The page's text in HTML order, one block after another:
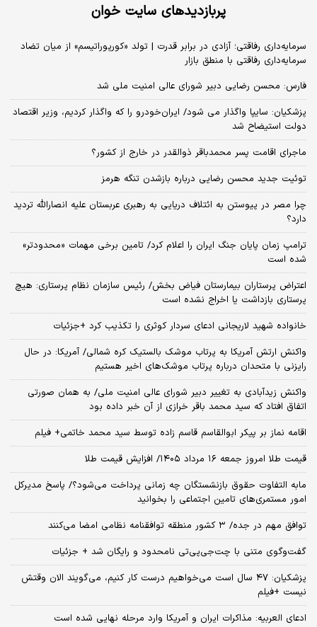
پربازدیدهای سایت خوان
سرمایه‌داری رفاقتی؛ آزادی در برابر قدرت | تولد «کورپوراتیسم» از میان تضاد
سرمایه‌داری رفاقتی با منطق بازار
فارس: محسن رضایی دبیر شورای عالی امنیت ملی شد
پزشکیان: سایپا واگذار می شود/ ایران‌خودرو را که واگذار کردیم، وزیر اقتصاد
دولت استیضاح شد
ماجرای اقامت پسر محمدباقر ذوالقدر در خارج از کشور؟
توئیت جدید محسن رضایی درباره بازشدن تنگه هرمز
چرا مصر در پیوستن به ائتلاف دریایی به رهبری عربستان علیه انصارالله تردید
دارد؟
ترامپ زمان پایان جنگ ایران را اعلام کرد/ تامین برخی مهمات «محدودتر»
شده است
اعتراض پرستاران بیمارستان فیاض بخش/ رئیس سازمان نظام پرستاری: هیچ
پرستاری بازداشت یا اخراج نشده است
خانواده شهید لاریجانی ادعای سردار کوثری را تکذیب کرد +جزئیات
واکنش ارتش آمریکا به پرتاب موشک بالستیک کره شمالی/ آمریکا: در حال
رایزنی با متحدان درباره پرتاب موشک‌های اخیر هستیم
واکنش زیدآبادی به تغییر دبیر شورای عالی امنیت ملی/ به همان صورتی
اتفاق افتاد که سید محمد باقر خرازی از آن خبر داده بود
اقامه نماز بر پیکر ابوالقاسم قاسم زاده توسط سید محمد خاتمی+ فیلم
قیمت طلا امروز جمعه ۱۶ مرداد ۱۴۰۵/ افزایش قیمت طلا
مابه التفاوت حقوق بازنشستگان چه زمانی پرداخت می‌شود؟/ پاسخ مدیرکل
امور مستمری‌های تامین اجتماعی را بخوانید
توافق مهم در جده/ ۳ کشور منطقه توافقنامه نظامی امضا می‌کنند
گفت‌وگوی متنی با چت‌جی‌پی‌تی نامحدود و رایگان شد + جزئیات
پزشکیان: ۴۷ سال است می‌خواهیم درست کار کنیم، می‌گویند الان وقتش
نیست +فیلم
ادعای العربیه: مذاکرات ایران و آمریکا وارد مرحله نهایی شده است